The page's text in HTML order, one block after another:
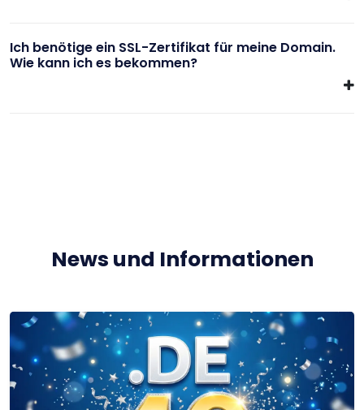
Ich benötige ein SSL-Zertifikat für meine Domain.
Wie kann ich es bekommen?
News und Informationen